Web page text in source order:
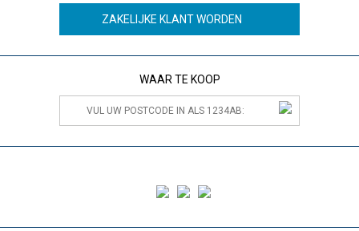
ZAKELIJKE KLANT WORDEN
WAAR TE KOOP